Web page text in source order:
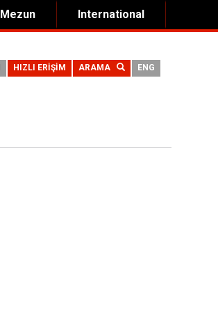
Mezun International
ENG
ARAMA
HIZLI ERİŞİM